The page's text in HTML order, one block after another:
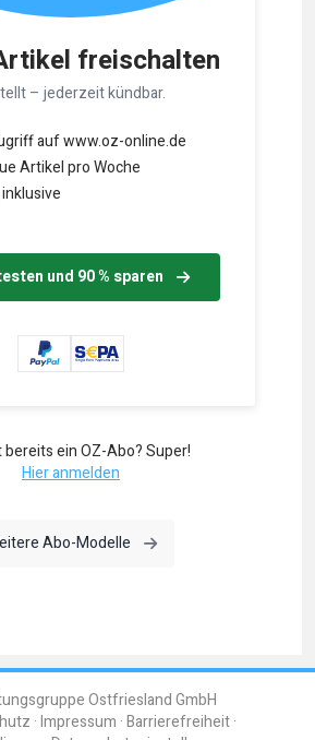
freischalten
– jederzeit kündbar.
auf www.oz-online.de
Artikel pro Woche
und 90 % sparen
bereits ein OZ-Abo? Super!
Hier anmelden
Abo-Modelle
Ostfriesland GmbH
Impressum Barrierefreiheit